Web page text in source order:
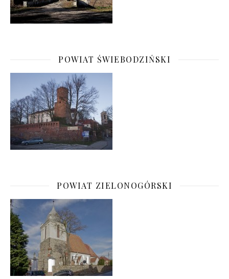
POWIAT ŚWIEBODZIŃSKI
POWIAT ZIELONOGÓRSKI